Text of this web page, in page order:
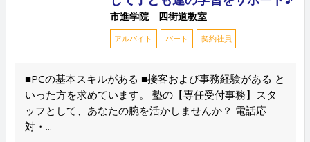
市進学院 四街道教室
アルバイト パート 契約社員
■PCの基本スキルがある ■接客および事務経験がある と
いった方を求めています。 塾の【専任受付事務】スタ
ッフとして、あなたの腕を活かしませんか？ 電話応
対・...